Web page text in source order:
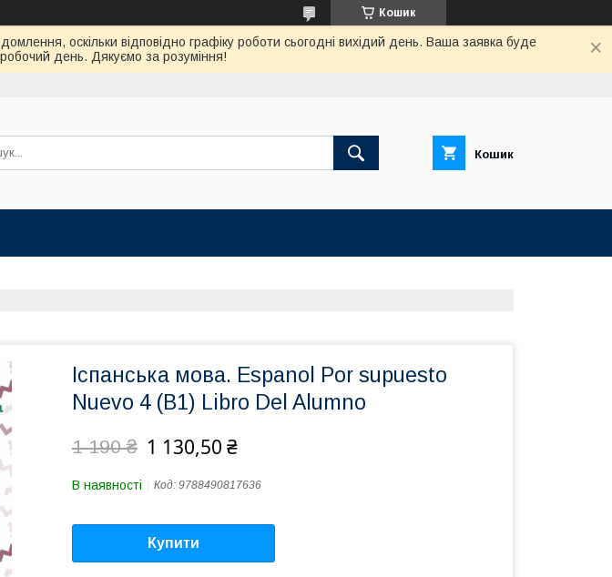
Кошик
оскільки відповідно графіку роботи сьогодні вихідий день. Ваша заявка буде
день. Дякуємо за розуміння!
Кошик
Іспанська мова. Espanol Por supuesto
Nuevo 4 (B1) Libro Del Alumno
1 190 ₴ 1 130,50 ₴
В наявності Код: 9788490817636
Купити